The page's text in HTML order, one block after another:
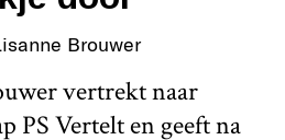
Brouwer
vertrekt naar
PS Vertelt en geeft na